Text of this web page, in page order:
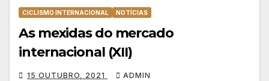
CICLISMO INTERNACIONAL NOTÍCIAS
As mexidas do mercado
internacional (XII)
15 OUTUBRO, 2021 ADMIN